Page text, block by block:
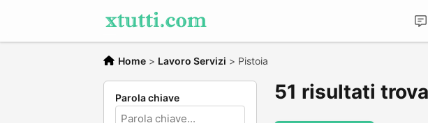
Home > Lavoro Servizi > Pistoia
Parola chiave 51 risultati